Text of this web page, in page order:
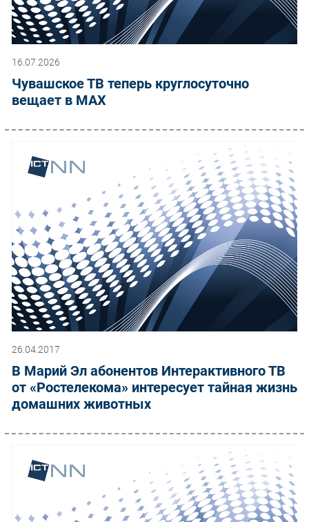
16.07.2026
Чувашское ТВ теперь круглосуточно
вещает в MAX
26.04.2017
В Марий Эл абонентов Интерактивного ТВ
от «Ростелекома» интересует тайная жизнь
домашних животных